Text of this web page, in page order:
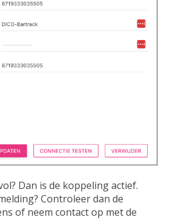
Dan is de koppeling actief.
Controleer dan de
of neem contact op met de